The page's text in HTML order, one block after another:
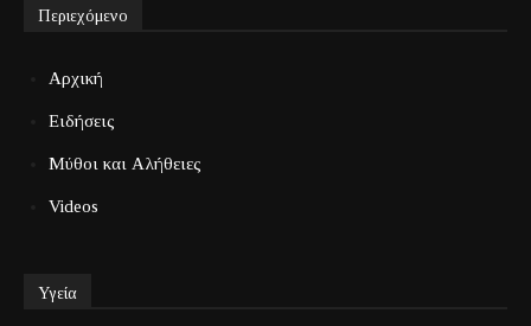
Περιεχόμενο
Αρχική
Ειδήσεις
Μύθοι και Αλήθειες
Videos
Υγεία